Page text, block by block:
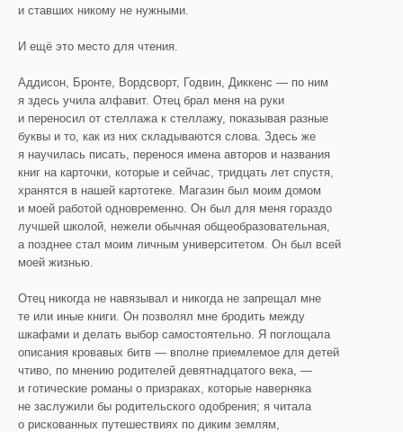
и ставших никому не нужными.
И ещё это место для чтения.
Аддисон, Бронте, Вордсворт, Годвин, Диккенс — по ним
я здесь учила алфавит. Отец брал меня на руки
и переносил от стеллажа к стеллажу, показывая разные
буквы и то, как из них складываются слова. Здесь же
я научилась писать, перенося имена авторов и названия
книг на карточки, которые и сейчас, тридцать лет спустя,
хранятся в нашей картотеке. Магазин был моим домом
и моей работой одновременно. Он был для меня гораздо
лучшей школой, нежели обычная общеобразовательная,
а позднее стал моим личным университетом. Он был всей
моей жизнью.
Отец никогда не навязывал и никогда не запрещал мне
те или иные книги. Он позволял мне бродить между
шкафами и делать выбор самостоятельно. Я поглощала
описания кровавых битв — вполне приемлемое для детей
чтиво, по мнению родителей девятнадцатого века, —
и готические романы о призраках, которые наверняка
не заслужили бы родительского одобрения; я читала
о рискованных путешествиях по диким землям,